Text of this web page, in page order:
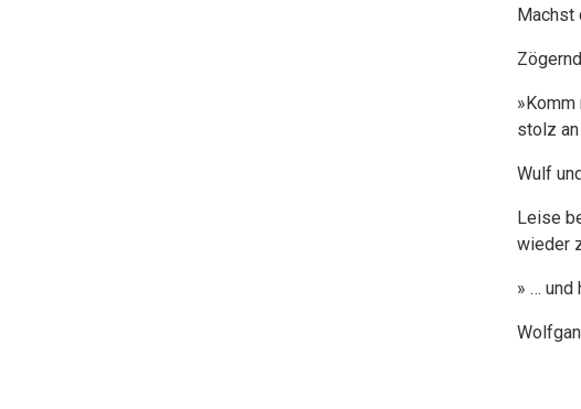
Machst
stolz
Wulf
Leise
wieder
» … und